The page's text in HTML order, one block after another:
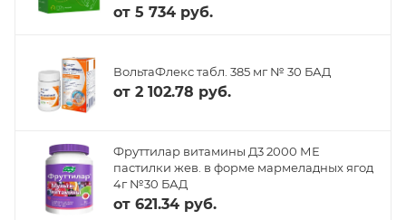
от 5 734 руб.
ВольтаФлекс табл. 385 мг № 30 БАД
от 2 102.78 руб.
Фруттилар витамины Д3 2000 МЕ
пастилки жев. в форме мармеладных ягод
4г №30 БАД
от 621.34 руб.